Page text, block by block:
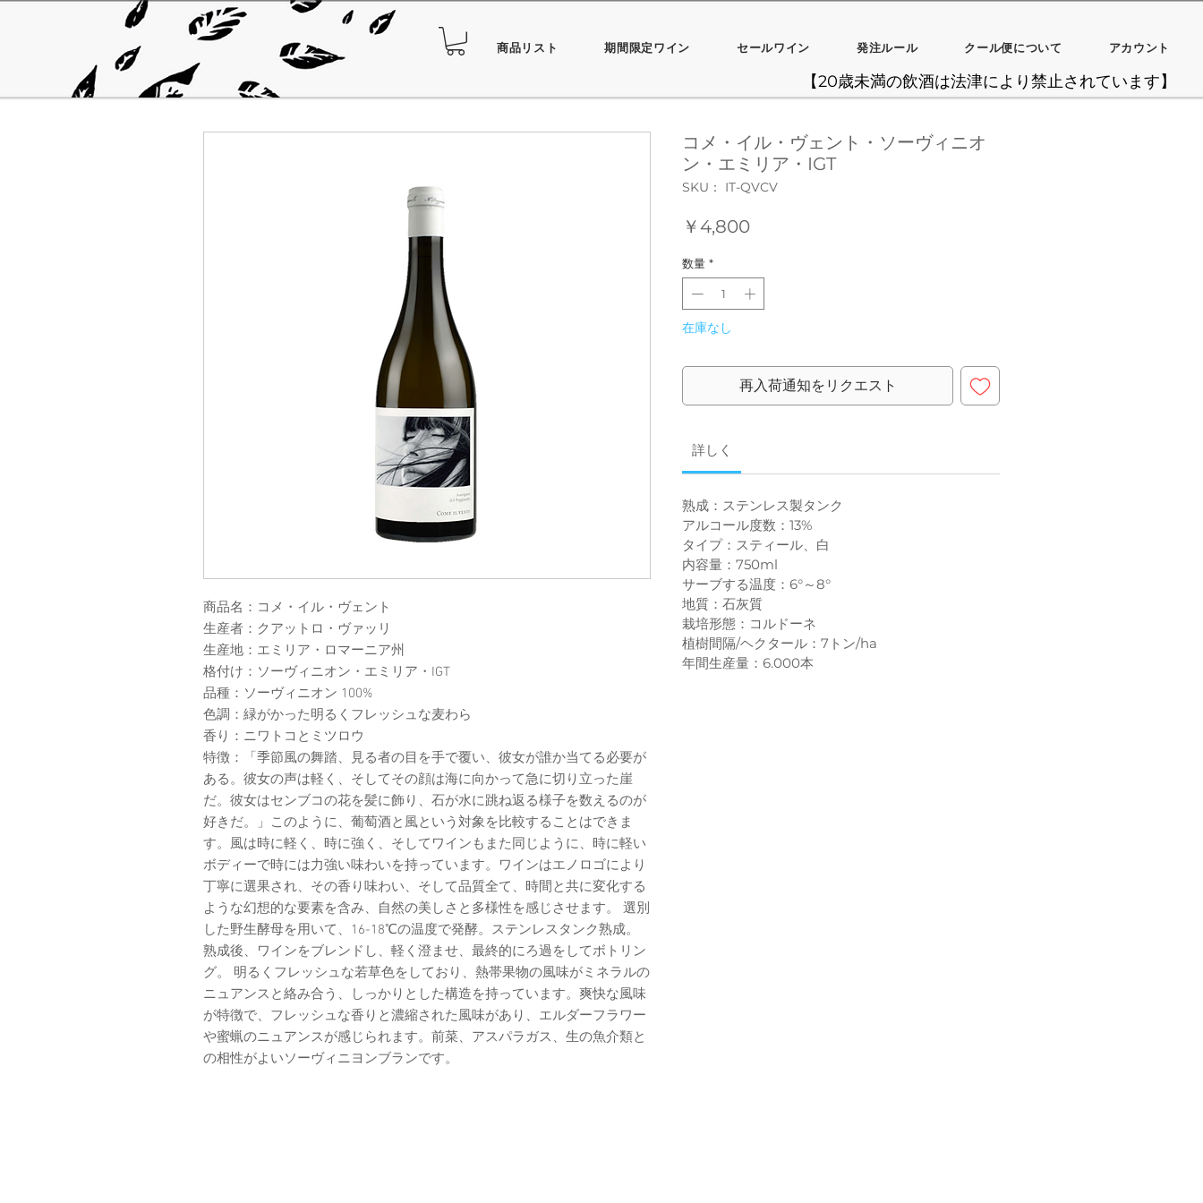
商品リスト 期間限定ワイン セールワイン 発注ルール クール便について アカウント
【20歳未満の飲酒は法津により禁止されています】
商品名：コメ・イル・ヴェント
生産者：クアットロ・ヴァッリ
生産地：エミリア・ロマーニア州
格付け：ソーヴィニオン・エミリア・IGT
品種：ソーヴィニオン 100%
色調：緑がかった明るくフレッシュな麦わら
香り：ニワトコとミツロウ
特徴：「季節風の舞踏、見る者の目を手で覆い、彼女が誰か当てる必要が
ある。彼女の声は軽く、そしてその顔は海に向かって急に切り立った崖
だ。彼女はセンブコの花を髪に飾り、石が水に跳ね返る様子を数えるのが
好きだ。」このように、葡萄酒と風という対象を比較することはできま
す。風は時に軽く、時に強く、そしてワインもまた同じように、時に軽い
ボディーで時には力強い味わいを持っています。ワインはエノロゴにより
丁寧に選果され、その香り味わい、そして品質全て、時間と共に変化する
ような幻想的な要素を含み、自然の美しさと多様性を感じさせます。 選別
した野生酵母を用いて、16-18℃の温度で発酵。ステンレスタンク熟成。
熟成後、ワインをブレンドし、軽く澄ませ、最終的にろ過をしてボトリン
グ。 明るくフレッシュな若草色をしており、熱帯果物の風味がミネラルの
ニュアンスと絡み合う、しっかりとした構造を持っています。爽快な風味
が特徴で、フレッシュな香りと濃縮された風味があり、エルダーフラワー
や蜜蝋のニュアンスが感じられます。前菜、アスパラガス、生の魚介類と
の相性がよいソーヴィニヨンブランです。
コメ・イル・ヴェント・ソーヴィニオ
ン・エミリア・IGT
SKU： IT-QVCV
￥4,800価
数量 *
在庫なし
再入荷通知をリクエスト
詳しく
熟成：ステンレス製タンク
アルコール度数：13%
タイプ：スティール、白
内容量：750ml
サーブする温度：6°～8°
地質：石灰質
栽培形態：コルドーネ
植樹間隔/ヘクタール：7トン/ha
年間生産量：6.000本